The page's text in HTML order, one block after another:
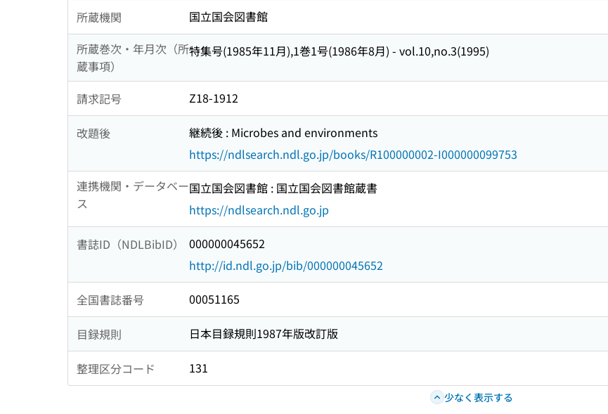
所蔵機関
国立国会図書館
所蔵巻次・年月次（所
蔵事項）
特集号(1985年11月),1巻1号(1986年8月) - vol.10,no.3(1995)
請求記号 Z18-1912
改題後
継続後 : Microbes and environments
https://ndlsearch.ndl.go.jp/books/R100000002-I000000099753
連携機関・データベー
ス
国立国会図書館 : 国立国会図書館蔵書
https://ndlsearch.ndl.go.jp
書誌ID（NDLBibID）
000000045652
http://id.ndl.go.jp/bib/000000045652
全国書誌番号 00051165
目録規則 日本目録規則1987年版改訂版
整理区分コード 131
少なく表示する